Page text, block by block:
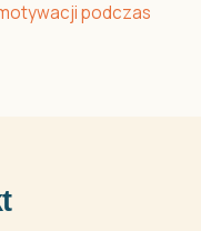
podczas